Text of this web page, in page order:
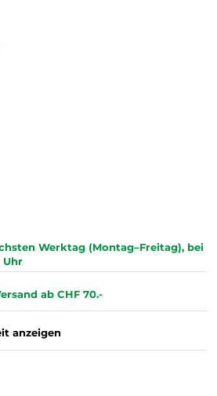
Werktag (Montag–Freitag), bei
Uhr
ab CHF 70.-
anzeigen